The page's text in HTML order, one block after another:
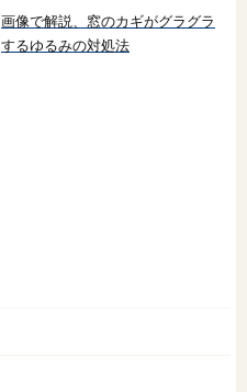
画像で解説、窓のカギがグラグラ
するゆるみの対処法